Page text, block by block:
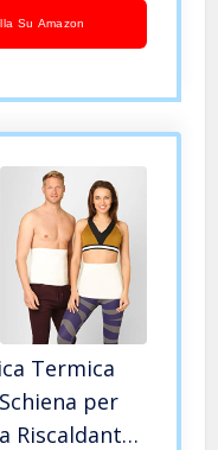
Su Amazon
Termica
per
Riscaldante